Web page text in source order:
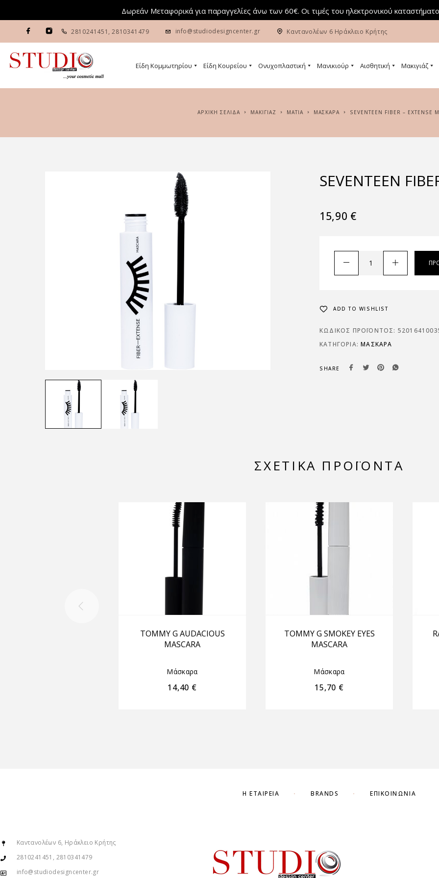
Δωρεάν Μεταφορικά για παραγγελίες άνω των 60€. Οι τιμές του ηλεκτρονικού
2810241451 , 2810341479 info@studiodesigncenter.gr Καντανολέων 6 Ηράκλειο Κρήτης
Είδη Κομμωτηρίου Είδη Κουρείου Ονυχοπλαστική Μανικιούρ Αισθητική Μακιγιάζ
ΑΡΧΙΚΉ ΣΕΛΊΔΑ ΜΑΚΙΓΙΆΖ ΜΆΤΙΑ ΜΆΣΚΑΡΑ SEVENTEEN FIBER – EXTENSE
SEVENTEEN
15,90 €
ADD TO WISHLIST
ΚΩΔΙΚΌΣ ΠΡΟΪΌΝΤΟΣ:
ΚΑΤΗΓΟΡΊΑ:ΜΆΣΚΑΡΑ
SHARE
ΣΧΕΤΙΚΆ ΠΡΟΪΌΝΤΑ
TOMMY G AUDACIOUS
MASCARA
Μάσκαρα
14,40 €
TOMMY G SMOKEY EYES
MASCARA
Μάσκαρα
15,70 €
Η ΕΤΑΙΡΕΊΑ BRANDS ΕΠΙΚΟΙΝΩΝΊΑ
Καντανολέων 6, Ηράκλειο Κρήτης
2810241451, 2810341479
info@studiodesigncenter.gr